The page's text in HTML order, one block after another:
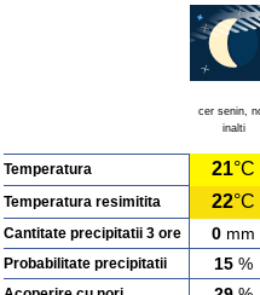
cer senin,
inalti
Temperatura 21°C
Temperatura resimitita 22°C
Cantitate precipitatii 3 ore 0 mm
Probabilitate precipitatii 15 %